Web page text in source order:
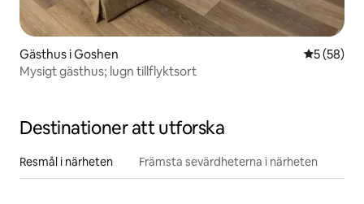
Gästhus i Goshen 5 av 5 i
5 (58)
Mysigt gästhus; lugn tillflyktsort
Destinationer att utforska
Resmål i närheten Främsta sevärdheterna i närheten